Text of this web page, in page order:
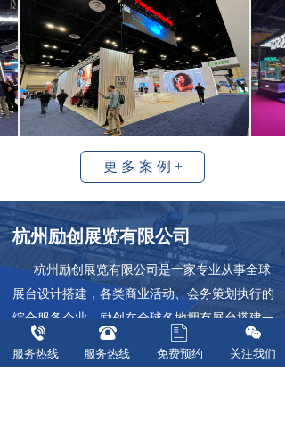
服务热线 免费预约 关注我们
更 多 案 例 +
杭州励创展览有限公司
      杭州励创展览有限公司是一家专业从事全球
展台设计搭建，各类商业活动、会务策划执行的
综合服务企业。励创在全球各地拥有展台搭建一
体化的专业工厂网络，在杭州拥有近3000平方米
搭建仓库和一支严谨高效、经验丰富的技术团